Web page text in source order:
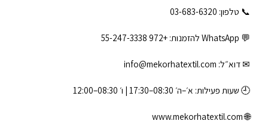
📞 טלפון: ‎03-683-6320
💬 WhatsApp להזמנות: +972 55-247-3338
✉ דוא״ל: info@mekorhatextil.com
🕘 שעות פעילות: א׳–ה׳ 08:30–17:30 | ו׳ 08:30–12:00
🌐
www.mekorhatextil.com